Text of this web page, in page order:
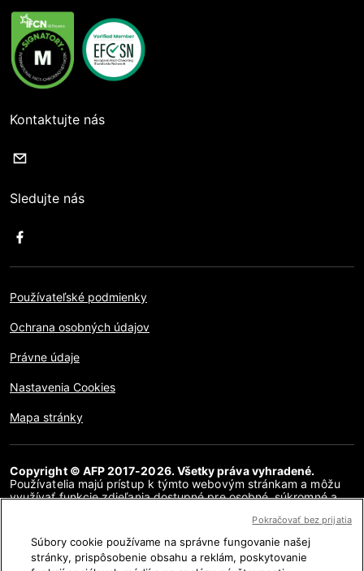
Kontaktujte nás
Sledujte nás
Používateľské podmienky
Ochrana osobných údajov
Právne údaje
Nastavenia Cookies
Mapa stránky
Copyright © AFP 2017-2026. Všetky práva vyhradené.
Používatelia majú prístup k týmto webovým stránkam a môžu
využívať funkcie zdieľania dostupné pre osobné, súkromné a
reprodukcia, komunikácia pre verejnosť alebo distribúcia
obsahu tejto webovej stránky, či už v celku alebo čiastočne, na
akékoľvek iné účely a/alebo akýmkoľvek iným spôsobom, bez
osobitnej licenčnej zmluvy podpísanej s AFP, je prísne
Súbory cookie používame na správne fungovanie našej
stránky, prispôsobenie obsahu a reklám, poskytovanie
Pokračovať bez prijatia